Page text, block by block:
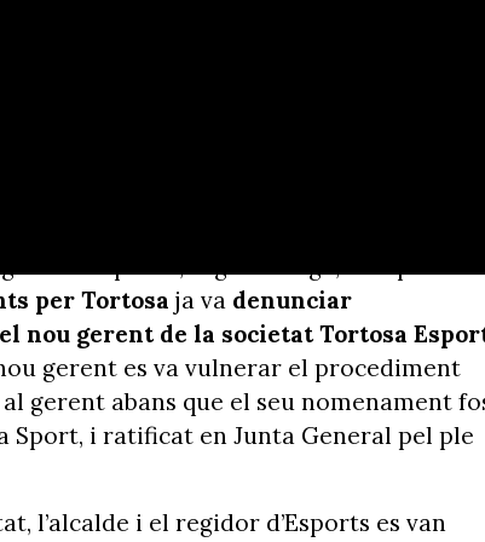
tripartit, segons Roigé, i és que el
per Tortosa ja va denunciar
nou gerent de la societat Tortosa
gerent es va vulnerar el procediment
gerent abans que el seu nomenament
Sport, i ratificat en Junta General pel ple
l’alcalde i el regidor d’Esports es van